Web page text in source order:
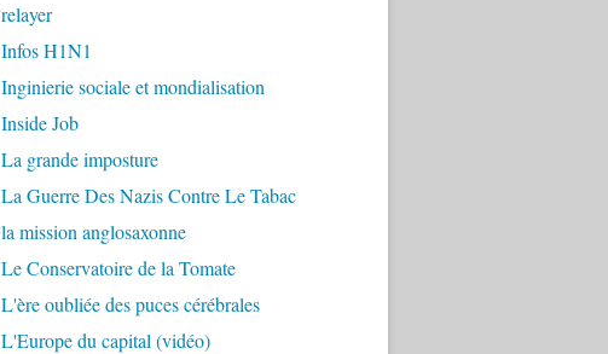
relayer
Infos H1N1
Inginierie sociale et mondialisation
Inside Job
La grande imposture
La Guerre Des Nazis Contre Le Tabac
la mission anglosaxonne
Le Conservatoire de la Tomate
L'ère oubliée des puces cérébrales
L'Europe du capital (vidéo)